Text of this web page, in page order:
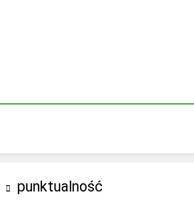
punktualność